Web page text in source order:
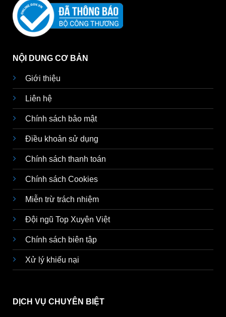
NỘI DUNG CƠ BẢN
Giới thiệu
Liên hệ
Chính sách bảo mật
Điều khoản sử dụng
Chính sách thanh toán
Chính sách Cookies
Miễn trừ trách nhiệm
Đội ngũ Top Xuyên Việt
Chính sách biên tập
Xử lý khiếu nại
DỊCH VỤ CHUYÊN BIỆT